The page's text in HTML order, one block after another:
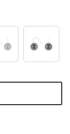
93 94